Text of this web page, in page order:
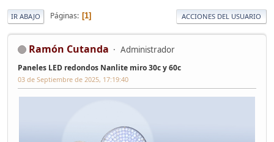
IR ABAJO Páginas 1 ACCIONES DEL USUARIO
Ramón Cutanda Administrador
Paneles LED redondos Nanlite miro 30c y 60c
03 de Septiembre de 2025, 17:19:40